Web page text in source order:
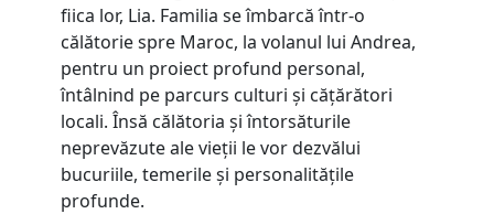
fiica lor, Lia. Familia se îmbarcă într-o
călătorie spre Maroc, la volanul lui Andrea,
pentru un proiect profund personal,
întâlnind pe parcurs culturi și cățărători
locali. Însă călătoria și întorsăturile
neprevăzute ale vieții le vor dezvălui
bucuriile, temerile și personalitățile
profunde.